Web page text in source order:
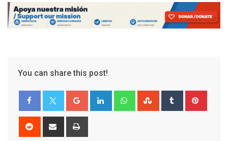
You can share this post!
Google+ LinkedIn WhatsappStumbleUpon
Tumblr
Reddit
Share